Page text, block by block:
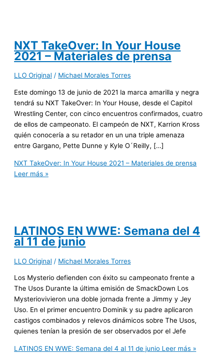
NXT TakeOver: In Your House
2021 – Materiales de prensa
LLO Original / Michael Morales Torres
Este domingo 13 de junio de 2021 la marca amarilla y negra
tendrá su NXT TakeOver: In Your House, desde el Capitol
Wrestling Center, con cinco encuentros confirmados, cuatro
de ellos de campeonato. El campeón de NXT, Karrion Kross
quién conocería a su retador en un una triple amenaza
entre Gargano, Pette Dunne y Kyle O´Reilly, […]
NXT TakeOver: In Your House 2021 – Materiales de prensa
Leer más »
LATINOS EN WWE: Semana del 4
al 11 de junio
LLO Original / Michael Morales Torres
Los Mysterio defienden con éxito su campeonato frente a
The Usos Durante la última emisión de SmackDown Los
Mysteriovivieron una doble jornada frente a Jimmy y Jey
Uso. En el primer encuentro Dominik y su padre aplicaron
castigos combinados y relevos dinámicos sobre The Usos,
quienes tenían la presión de ser observados por el Jefe
LATINOS EN WWE: Semana del 4 al 11 de junio Leer más »